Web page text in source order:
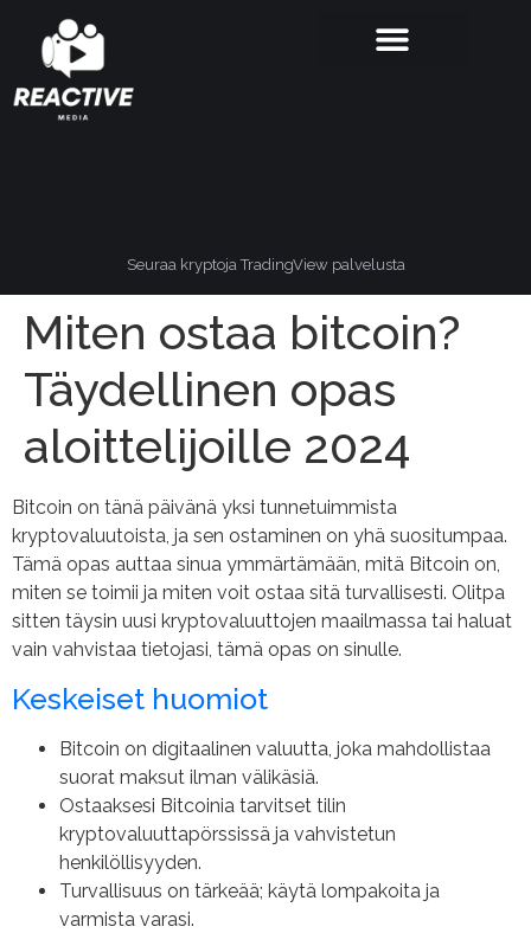
Seuraa kryptoja TradingView palvelusta
Miten ostaa bitcoin?
Täydellinen opas
aloittelijoille 2024
Bitcoin on tänä päivänä yksi tunnetuimmista
kryptovaluutoista, ja sen ostaminen on yhä suositumpaa.
Tämä opas auttaa sinua ymmärtämään, mitä Bitcoin on,
miten se toimii ja miten voit ostaa sitä turvallisesti. Olitpa
sitten täysin uusi kryptovaluuttojen maailmassa tai haluat
vain vahvistaa tietojasi, tämä opas on sinulle.
Keskeiset huomiot
Bitcoin on digitaalinen valuutta, joka mahdollistaa
suorat maksut ilman välikäsiä.
Ostaaksesi Bitcoinia tarvitset tilin
kryptovaluuttapörssissä ja vahvistetun
henkilöllisyyden.
Turvallisuus on tärkeää; käytä lompakoita ja
varmista varasi.